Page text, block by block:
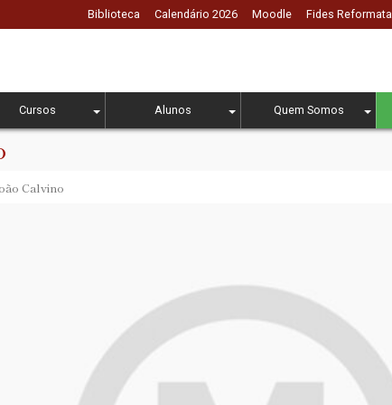
Biblioteca Calendário 2026 Moodle Fides Reformata
Cursos Alunos Quem Somos
Calvino